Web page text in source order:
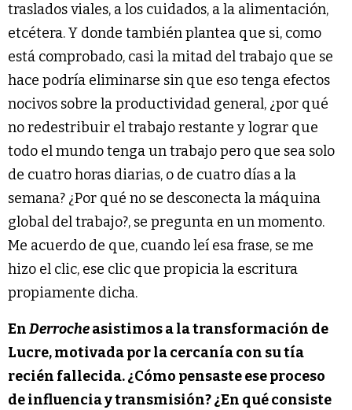
traslados viales, a los cuidados, a la alimentación,
etcétera. Y donde también plantea que si, como
está comprobado, casi la mitad del trabajo que se
hace podría eliminarse sin que eso tenga efectos
nocivos sobre la productividad general, ¿por qué
no redestribuir el trabajo restante y lograr que
todo el mundo tenga un trabajo pero que sea solo
de cuatro horas diarias, o de cuatro días a la
semana? ¿Por qué no se desconecta la máquina
global del trabajo?, se pregunta en un momento.
Me acuerdo de que, cuando leí esa frase, se me
hizo el clic, ese clic que propicia la escritura
propiamente dicha.
EnDerrocheasistimos a la transformación de
Lucre, motivada por la cercanía con su tía
recién fallecida. ¿Cómo pensaste ese proceso
de influencia y transmisión? ¿En qué consiste